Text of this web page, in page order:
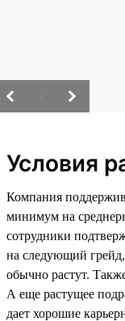
Условия
Компания
минимум на
сотрудники
на следующий
обычно растут.
А еще растущее
дает хорошие